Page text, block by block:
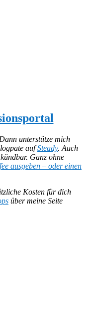
unterstütze mich
aufSteady. Auch
Ganz ohne
ausgeben – oder einen
Kosten für dich
über meine Seite